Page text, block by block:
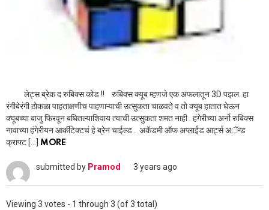
लेट्स ब्रेक द रुबिक्स कोड !! रुबिक्स क्यूब म्हणजे एक अफलातून 3D पझल. हा
रंगीबेरंगी ठोकळा पाहताक्षणीच पाहणाऱ्याची उत्सुकता चाळवते व तो क्यूब हातात घेऊन
क्यूबच्या बाजु फिरवून बघितल्याशिवाय त्याची उत्सुकता शमत नाही . हंगेरीच्या अर्नो रुबिक्स
नावाच्या हंगेरीयन आर्कीटेक्टचं हे ब्रेन चाईल्ड . अकॅडमी ऑफ अप्लाईड आर्ट्स अॅन्ड
क्राफ्ट […]
MORE
submitted by Pramod 3 years ago
Viewing 3 votes - 1 through 3 (of 3 total)